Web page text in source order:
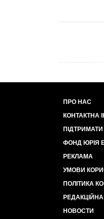
ПРО НАС
КОНТАКТНА
ПІДТРИМАТИ
ФОНД ЮРІЯ
РЕКЛАМА
УМОВИ
ПОЛІТИКА
НОВОСТИ